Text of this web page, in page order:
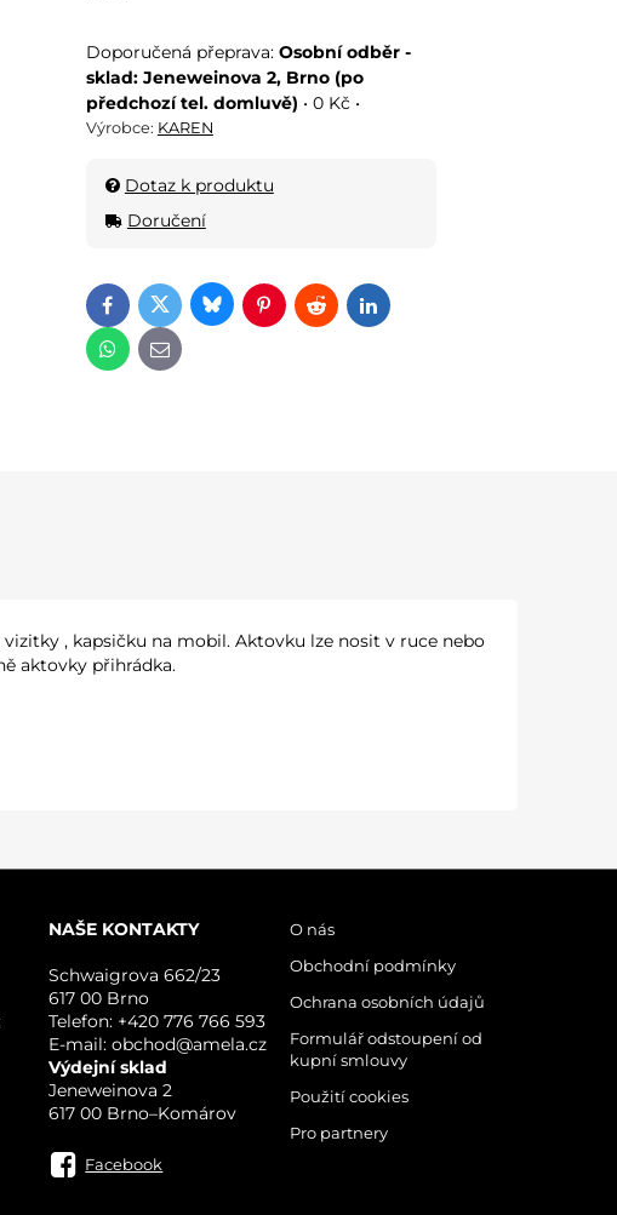
Osobní odběr -
sklad: Jeneweinova 2, Brno (po
předchozí tel. domluvě) • 0 Kč •
Výrobce: KAREN
Dotaz k produktu
Doručení
FacebookTwitterBlueskyPinterestRedditLinkedIn
WhatsApp
E-mail
, kapsičku na mobil. Aktovku lze nosit v ruce nebo
aktovky přihrádka.
NAŠE KONTAKTY
Schwaigrova 662/23
617 00 Brno
Telefon: +420 776 766 593
E-mail: obchod@amela.cz
Výdejní sklad
Jeneweinova 2
617 00 Brno–Komárov
Facebook
O nás
Obchodní podmínky
Ochrana osobních údajů
Formulář odstoupení od
kupní smlouvy
Použití cookies
Pro partnery